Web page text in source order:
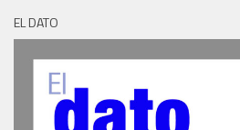
EL DATO